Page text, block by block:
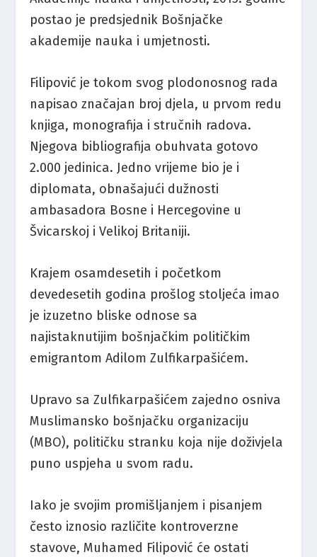
postao je predsjednik Bošnjačke
akademije nauka i umjetnosti.
Filipović je tokom svog plodonosnog rada
napisao značajan broj djela, u prvom redu
knjiga, monografija i stručnih radova.
Njegova bibliografija obuhvata gotovo
2.000 jedinica. Jedno vrijeme bio je i
diplomata, obnašajući dužnosti
ambasadora Bosne i Hercegovine u
Švicarskoj i Velikoj Britaniji.
Krajem osamdesetih i početkom
devedesetih godina prošlog stoljeća imao
je izuzetno bliske odnose sa
najistaknutijim bošnjačkim političkim
emigrantom Adilom Zulfikarpašićem.
Upravo sa Zulfikarpašićem zajedno osniva
Muslimansko bošnjačku organizaciju
(MBO), političku stranku koja nije doživjela
puno uspjeha u svom radu.
Iako je svojim promišljanjem i pisanjem
često iznosio različite kontroverzne
stavove, Muhamed Filipović će ostati